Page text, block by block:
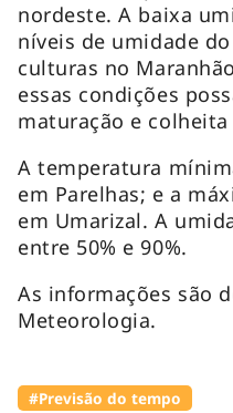
nordeste. A baixa
níveis de umidade
culturas no
essas condições
maturação e
A temperatura
em Parelhas; e a
em Umarizal. A
entre 50% e 90%.
As informações são
Meteorologia.
#Previsão do tempo